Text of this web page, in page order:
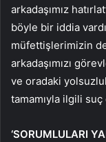
arkadaşımız
böyle bir iddia
müfettişlerimizin
arkadaşımızı
ve oradaki
tamamıyla ilgili
‘SORUMLULARI